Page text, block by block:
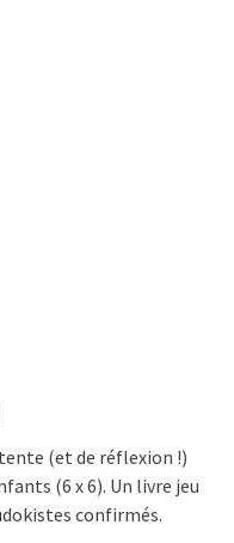
(et de réflexion !)
(6 x 6). Un livre jeu
confirmés.